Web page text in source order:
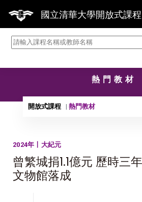
國立清華大學開放式課程
熱門教材
開放式課程 熱門教材
2024年〡大紀元
曾繁城捐1.1億元 歷時三
文物館落成